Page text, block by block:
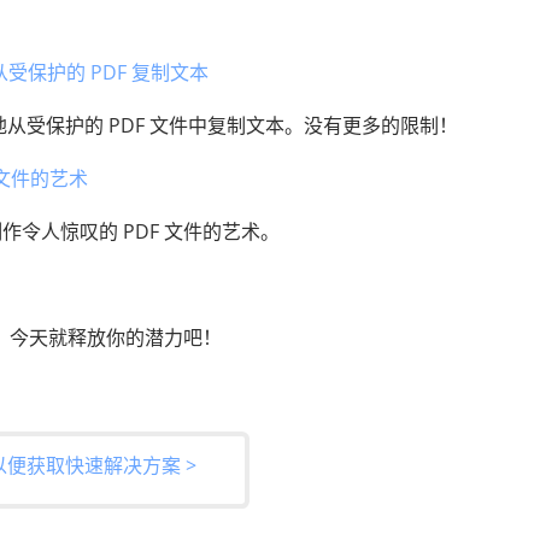
保护的 PDF 复制文本
受保护的 PDF 文件中复制文本。没有更多的限制！
件的艺术
令人惊叹的 PDF 文件的艺术。
天就释放你的潜力吧！
便获取快速解决方案 >